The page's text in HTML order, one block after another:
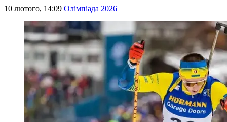
10 лютого, 14:09 Олімпіада 2026